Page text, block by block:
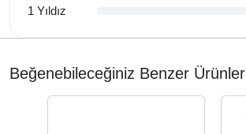
1 Yıldız
Beğenebileceğiniz Benzer Ürünler